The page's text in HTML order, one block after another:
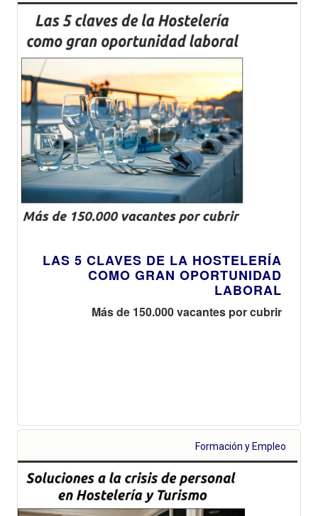
LAS 5 CLAVES DE LA HOSTELERÍA
COMO GRAN OPORTUNIDAD
LABORAL
Más de 150.000 vacantes por cubrir
Formación y Empleo